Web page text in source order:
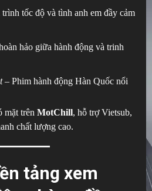
tốc độ và tình anh em đầy cảm
hảo giữa hành động và trinh
– Phim hành động Hàn Quốc nổi
mặt trên MotChill, hỗ trợ Vietsub,
chất lượng cao.
tảng xem